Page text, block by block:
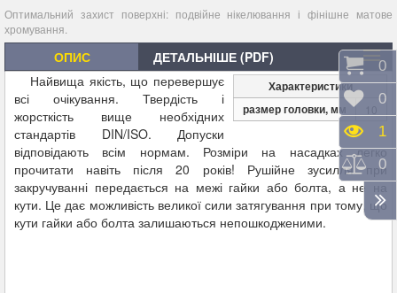
Оптимальний захист поверхні: подвійне нікелювання і фінішне матове
хромування.
ОПИС ДЕТАЛЬНІШЕ (PDF)
Характеристики
размер головки, мм
Найвища якість, що перевершує
всі очікування. Твердість і
жорсткість вище необхідних
стандартів DIN/ISO. Допуски
відповідають всім нормам. Розміри на насадках легко
прочитати навіть після 20 років! Рушійне зусилля при
закручуванні передається на межі гайки або болта, а не на
кути. Це дає можливість великої сили затягування при тому, що
кути гайки або болта залишаються непошкодженими.
0
0
1
0